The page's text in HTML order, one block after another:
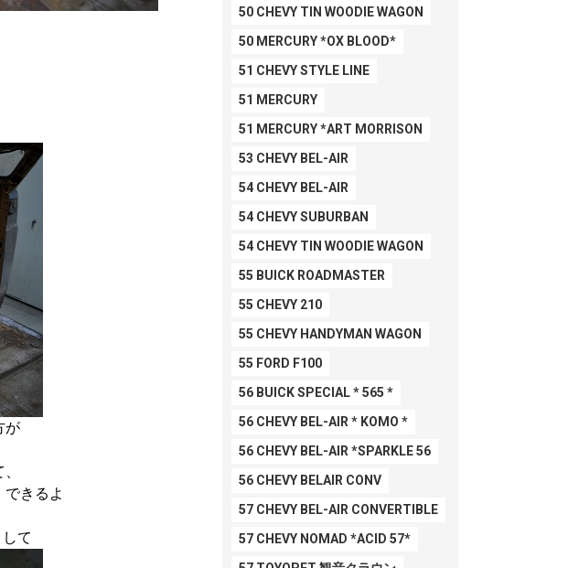
、
きるよ
て
50 CHEVY TIN WOODIE WAGON
50 MERCURY *OX BLOOD*
51 CHEVY STYLE LINE
51 MERCURY
51 MERCURY *ART MORRISON
53 CHEVY BEL-AIR
54 CHEVY BEL-AIR
54 CHEVY SUBURBAN
54 CHEVY TIN WOODIE WAGON
55 BUICK ROADMASTER
55 CHEVY 210
55 CHEVY HANDYMAN WAGON
55 FORD F100
56 BUICK SPECIAL * 565 *
56 CHEVY BEL-AIR * KOMO *
56 CHEVY BEL-AIR *SPARKLE 56
56 CHEVY BELAIR CONV
57 CHEVY BEL-AIR CONVERTIBLE
57 CHEVY NOMAD *ACID 57*